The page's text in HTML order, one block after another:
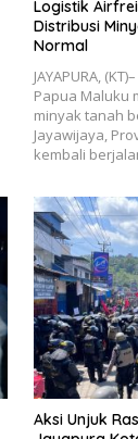
Logistik
Distribusi
Normal
JAYAPURA,
Papua Maluku
minyak tanah
Jayawijaya,
kembali
Aksi Unjuk